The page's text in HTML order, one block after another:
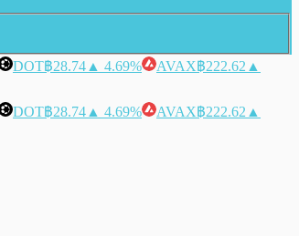
DOT฿28.74 ▲ 4.69% AVAX฿222.62 ▲
DOT฿28.74 ▲ 4.69% AVAX฿222.62 ▲